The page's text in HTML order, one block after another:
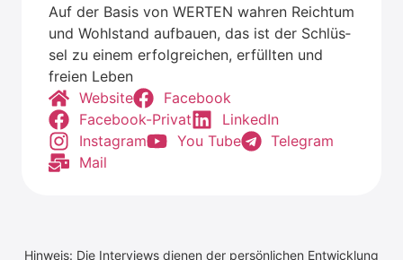
Auf der Basis von WERTEN wah­ren Reich­tum
und Wohl­stand auf­bau­en, das ist der Schlüs­
sel zu einem erfolg­rei­chen, erfüll­ten und
frei­en Leben
Web­site
Face­book
Face­book-Pri­vat
Lin­ke­dIn
Insta­gram
You Tube
Tele­gram
Mail
Hinweis: Die Interviews dienen der persönlichen Entwicklung